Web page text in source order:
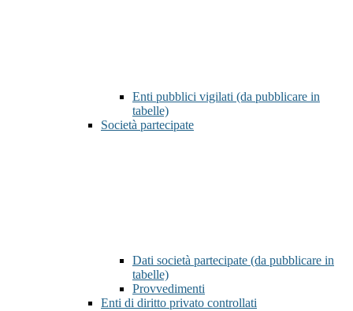
Enti pubblici vigilati (da pubblicare in
tabelle)
Società partecipate
Dati società partecipate (da pubblicare in
tabelle)
Provvedimenti
Enti di diritto privato controllati